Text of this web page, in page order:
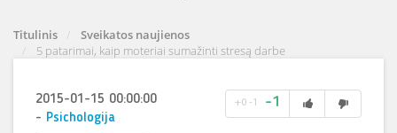
Titulinis
Sveikatos naujienos
​5 patarimai, kaip moteriai sumažinti stresą darbe
+0 -1 -1
2015-01-15 00:00:00
- Psichologija